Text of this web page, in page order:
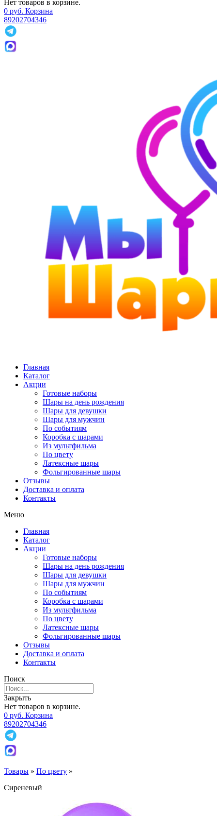
Нет товаров в корзине.
0 руб. Корзина
89202704346
Главная
Каталог
Акции
Готовые наборы
Шары на день рождения
Шары для девушки
Шары для мужчин
По событиям
Коробка с шарами
Из мультфильма
По цвету
Латексные шары
Фольгированные шары
Отзывы
Доставка и оплата
Контакты
Меню
Главная
Каталог
Акции
Готовые наборы
Шары на день рождения
Шары для девушки
Шары для мужчин
По событиям
Коробка с шарами
Из мультфильма
По цвету
Латексные шары
Фольгированные шары
Отзывы
Доставка и оплата
Контакты
Поиск
Закрыть
Нет товаров в корзине.
0 руб. Корзина
89202704346
Товары » По цвету »
Сиреневый